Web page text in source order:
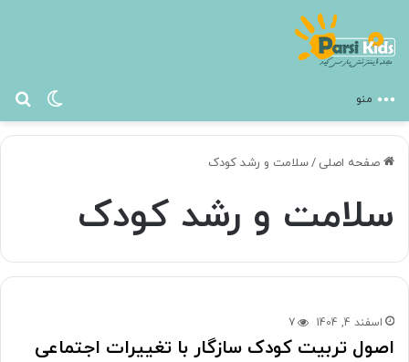
منو
صفحه اصلی /سلامت و رشد کودک
سلامت و رشد کودک
اسفند 4, 1404 7
اصول تربیت کودک سازگار با تغییرات اجتماعی